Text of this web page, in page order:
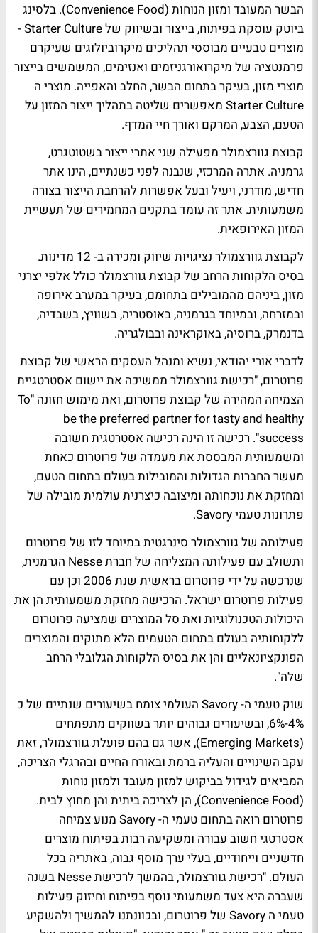
הבשר המעובד ומזון הנוחות (Convenience Food). בלסינג
ביוטק עוסקת בפיתוח, בייצור ובשיווק של Starter Culture -
מוצרים טבעיים מבוססי תהליכים מיקרוביולוגים שעיקרם
פרמנטציה של מיקרואורגניזמים ואנזימים, המשמשים בייצור
מוצרי מזון, בעיקר בתחום הבשר, החלב והאפייה. מוצרי ה
Starter Culture מאפשרים שליטה בתהליך ייצור המזון על
הטעם, הצבע, המרקם ואורך חיי המדף.
קבוצת גוורצמולר מפעילה שני אתרי ייצור בשטוטגרט,
גרמניה. אתרה המרכזי, שנבנה לפני כשנתיים, הינו אתר
חדיש, מודרני, ויעיל ובעל אפשרות להרחבת הייצור בצורה
משמעותית. אתר זה עומד בתקנים המחמירים של תעשיית
המזון האירופאית.
לקבוצת גוורצמולר נציגויות שיווק ומכירה ב- 12 מדינות.
בסיס הלקוחות הרחב של קבוצת גוורצמולר כולל אלפי יצרני
מזון, ביניהם מהמובילים בתחומם, בעיקר במערב אירופה
ובמזרחה, ובמיוחד בגרמניה, באוסטריה, בשוויץ, בשבדיה,
בדנמרק, ברוסיה, באוקראינה ובבולגריה.
לדברי אורי יהודאי, נשיא ומנהל העסקים הראשי של קבוצת
פרוטרום, "רכישת גוורצמולר ממשיכה את יישום אסטרטגיית
הצמיחה המהירה של קבוצת פרוטרום, ואת מימוש חזונה "To
be the preferred partner for tasty and healthy
success". רכישה זו הינה רכישה אסטרטגית חשובה
ומשמעותית המבססת את מעמדה של פרוטרום כאחת
מעשר החברות הגדולות והמובילות בעולם בתחום הטעם,
ומחזקת את נוכחותה ומיצובה כיצרנית עולמית מובילה של
פתרונות טעמי Savory.
פעילותה של גוורצמולר סינרגטית במיוחד לזו של פרוטרום
ותשולב עם פעילותה המצליחה של חברת Nesse הגרמנית,
שנרכשה על ידי פרוטרום בראשית שנת 2006 וכן עם
פעילות פרוטרום ישראל. הרכישה מחזקת משמעותית הן את
היכולות הטכנולוגיות ואת סל המוצרים שמציעה פרוטרום
ללקוחותיה בעולם בתחום הטעמים הלא מתוקים והמוצרים
הפונקציונאליים והן את בסיס הלקוחות הגלובלי הרחב
שלה".
שוק טעמי ה- Savory העולמי צומח בשיעורים שנתיים של כ
4%-6%, ובשיעורים גבוהים יותר בשווקים מתפתחים
(Emerging Markets), אשר גם בהם פועלת גוורצמולר, זאת
עקב השינויים והעליה ברמת ובאורח החיים ובהרגלי הצריכה,
המביאים לגידול בביקוש למזון מעובד ולמזון נוחות
(Convenience Food), הן לצריכה ביתית והן מחוץ לבית.
פרוטרום רואה בתחום טעמי ה- Savory מנוע צמיחה
אסטרטגי חשוב עבורה ומשקיעה רבות בפיתוח מוצרים
חדשניים וייחודיים, בעלי ערך מוסף גבוה, באתריה בכל
העולם. "רכישת גוורצמולר, בהמשך לרכישת Nesse בשנה
שעברה היא צעד משמעותי נוסף בפיתוח וחיזוק פעילות
טעמי ה Savory של פרוטרום, ובכוונתנו להמשיך ולהשקיע